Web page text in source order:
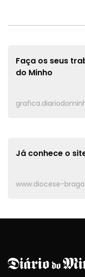
Faça os seus
do Minho
Já conhece o
www.diocese-